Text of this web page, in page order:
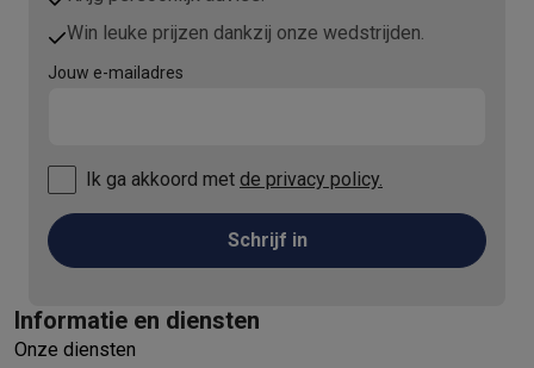
Win leuke prijzen dankzij onze wedstrijden.
Jouw e-mailadres
Ik ga akkoord met de privacy policy.
Schrijf in
Informatie en diensten
Onze diensten